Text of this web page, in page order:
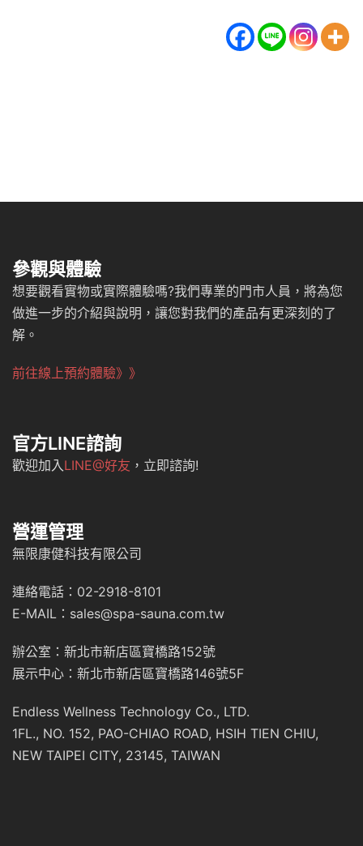
參觀與體驗
想要觀看實物或實際體驗嗎?我們專業的門市人員，將為您
做進一步的介紹與說明，讓您對我們的產品有更深刻的了
解。
前往線上預約體驗》》
官方LINE諮詢
歡迎加入 LINE@好友 ，立即諮詢!
營運管理
無限康健科技有限公司
連絡電話：02-2918-8101
E-MAIL：sales@spa-sauna.com.tw
辦公室：新北市新店區寶橋路152號
展示中心：新北市新店區寶橋路146號5F
Endless Wellness Technology Co., LTD.
1FL., NO. 152, PAO-CHIAO ROAD, HSIH TIEN CHIU,
NEW TAIPEI CITY, 23145, TAIWAN